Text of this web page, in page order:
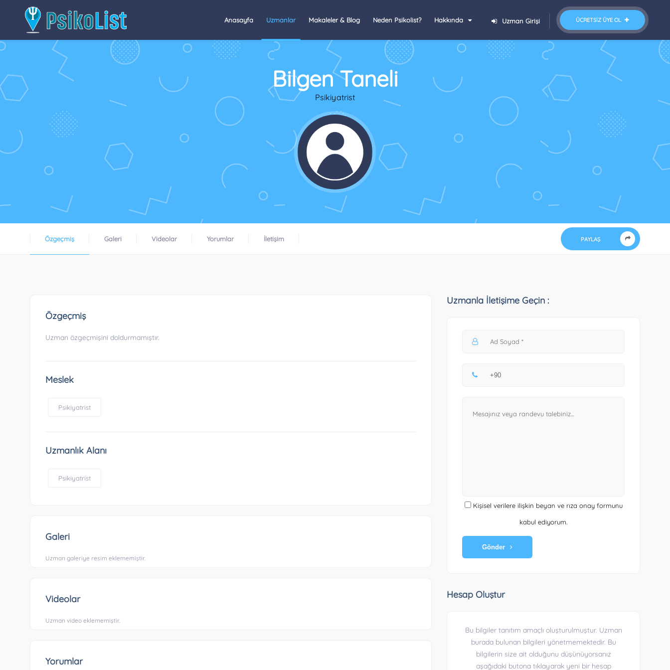
ÜCRETSIZ ÜYE OL
Uzman Girişi
Anasayfa Uzmanlar Makaleler & Blog Neden Psikolist? Hakkında
Bilgen Taneli
Psikiyatrist
Özgeçmiş Galeri Videolar Yorumlar İletişim PAYLAŞ
Özgeçmiş
Uzman özgeçmişini doldurmamıştır.
Meslek
Psikiyatrist
Uzmanlık Alanı
Psikiyatrist
Galeri
Uzman galeriye resim eklememiştir.
Videolar
Uzman video eklememiştir.
Yorumlar
Uzmanla İletişime Geçin :
Kişisel verilere ilişkin beyan ve rıza onay formunu
kabul ediyorum.
Gönder
Hesap Oluştur
Bu bilgiler tanıtım amaçlı oluşturulmuştur. Uzman
burada bulunan bilgileri yönetmemektedir. Bu
bilgilerin size ait olduğunu düşünüyorsanız
aşağıdaki butona tıklayarak yeni bir hesap